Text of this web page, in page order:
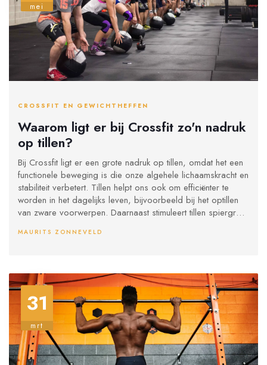
mei
CROSSFIT EN GEWICHTHEFFEN
Waarom ligt er bij Crossfit zo'n nadruk
op tillen?
Bij Crossfit ligt er een grote nadruk op tillen, omdat het een
functionele beweging is die onze algehele lichaamskracht en
stabiliteit verbetert. Tillen helpt ons ook om efficiënter te
worden in het dagelijks leven, bijvoorbeeld bij het optillen
van zware voorwerpen. Daarnaast stimuleert tillen spiergroei
gewichtsverlies. Bovendien helpt tillen bij het verbeteren van
vele voordelen voor onze gezondheid en dagelijkse
prestaties.
MAURITS ZONNEVELD
31
mrt